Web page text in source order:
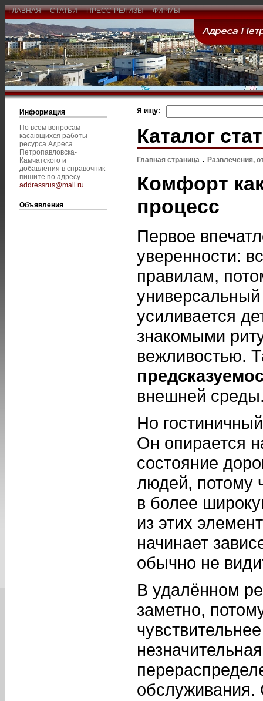
ГЛАВНАЯ СТАТЬИ ПРЕСС-РЕЛИЗЫ ФИРМЫ
Информация
По всем вопросам
касающихся работы
ресурса Адреса
Петропавловска-
Камчатского и
добавления в справочник
пишите по адресу
addressrus@mail.ru.
Объявления
Я ищу:
Каталог
Главная страница Развлечения,
Комфорт
процесс
Первое
уверенности:
правилам,
универсальный
усиливается
знакомыми
вежливостью.
внешней
Но
Он опирается
состояние
людей, потому
в более
из этих
начинает
обычно не
В удалённом
заметно,
обслуживания.